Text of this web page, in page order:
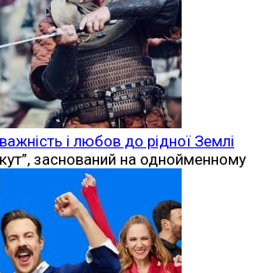
і любов до рідної Землі
заснований на однойменному